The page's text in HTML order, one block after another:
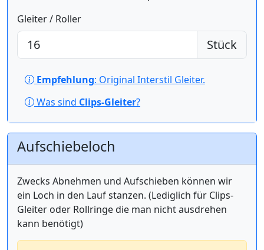
Gleiter / Roller
Stück
Empfehlung: Original Interstil Gleiter.
Was sind Clips-Gleiter?
Aufschiebeloch
Zwecks Abnehmen und Aufschieben können wir
ein Loch in den Lauf stanzen. (Lediglich für Clips-
Gleiter oder Rollringe die man nicht ausdrehen
kann benötigt)